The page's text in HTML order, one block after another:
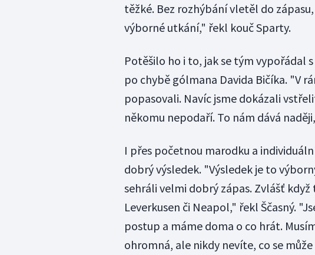
těžké. Bez rozhýbání vletěl do
výborné utkání," řekl kouč Sparty.
Potěšilo ho i to, jak se tým vypořádal
po chybě gólmana Davida Bičíka. "V
popasovali. Navíc jsme dokázali
někomu nepodaří. To nám dává
I přes početnou marodku a
dobrý výsledek. "Výsledek je to
sehráli velmi dobrý zápas. Zvlášť
Leverkusen či Neapol," řekl Ščasný.
postup a máme doma o co hrát.
ohromná, ale nikdy nevíte, co se